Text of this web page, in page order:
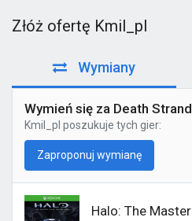
Złóż ofertę Kmil_pl
Wymiany
Wymień się za Death
Kmil_pl poszukuje tych gier:
Zaproponuj wymianę
Halo: The